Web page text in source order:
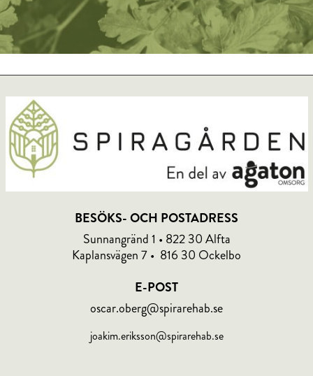
BESÖKS- OCH POSTADRESS
Sunnangränd 1 • 822 30 Alfta
Kaplansvägen 7 • 816 30 Ockelbo
E-POST
oscar.oberg@spirarehab.se
joakim.eriksson@spirarehab.se